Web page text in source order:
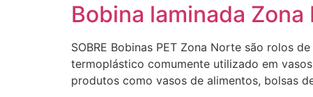
Bobina laminada Zona
SOBRE Bobinas PET Zona Norte são rolos
termoplástico comumente utilizado em
produtos como vasos de alimentos, bolsas